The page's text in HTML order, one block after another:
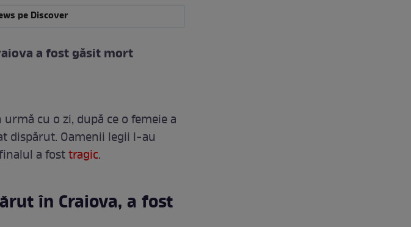
pe Discover
a fost găsit mort
cu o zi, după ce o femeie a
dispărut. Oamenii legii l-au
a fosttragic.
în Craiova, a fost